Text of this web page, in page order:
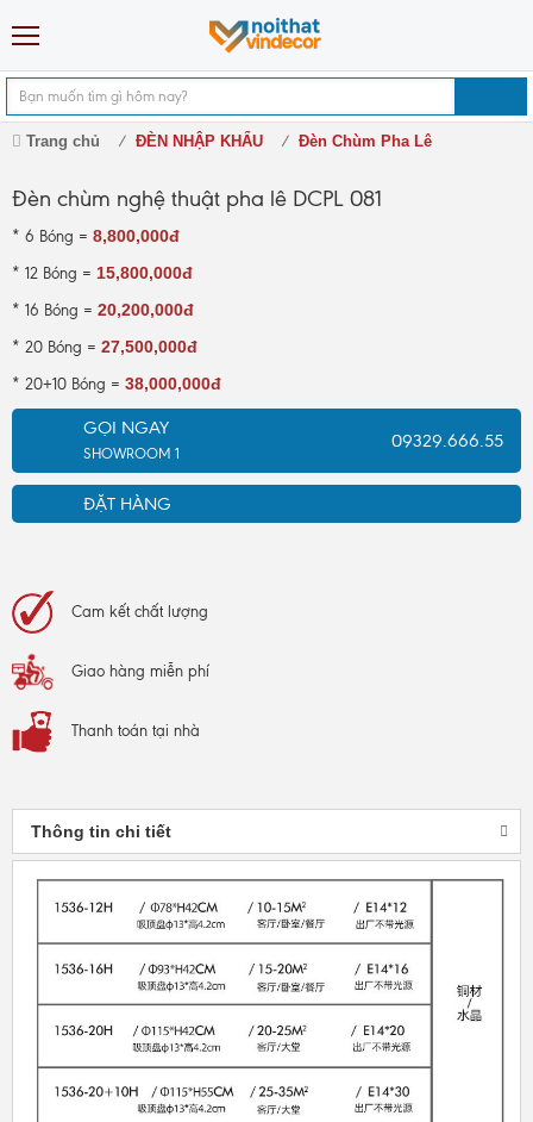
Trang chủ ĐÈN NHẬP KHẨU Đèn Chùm Pha Lê
Đèn chùm nghệ thuật pha lê DCPL 081
* 6 Bóng = 8,800,000đ
* 12 Bóng = 15,800,000đ
* 16 Bóng = 20,200,000đ
* 20 Bóng = 27,500,000đ
* 20+10 Bóng = 38,000,000đ
GỌI NGAY
SHOWROOM 1
09329.666.55
ĐẶT HÀNG
Cam kết chất lượng
Giao hàng miễn phí
Thanh toán tại nhà
Thông tin chi tiết